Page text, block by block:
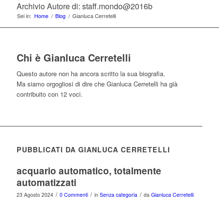
Archivio Autore di: staff.mondo@2016b
Sei in: Home / Blog / Gianluca Cerretelli
Chi è Gianluca Cerretelli
Questo autore non ha ancora scritto la sua biografia.
Ma siamo orgogliosi di dire che Gianluca Cerretelli ha già
contribuito con 12 voci.
PUBBLICATI DA GIANLUCA CERRETELLI
acquario automatico, totalmente
automatizzati
23 Agosto 2024 / 0 Commenti / in Senza categoria / da Gianluca Cerretelli